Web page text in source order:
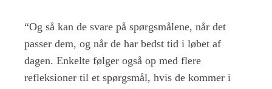
“Og så kan de svare på spørgsmålene, når det
passer dem, og når de har bedst tid i løbet af
dagen. Enkelte følger også op med flere
refleksioner til et spørgsmål, hvis de kommer i